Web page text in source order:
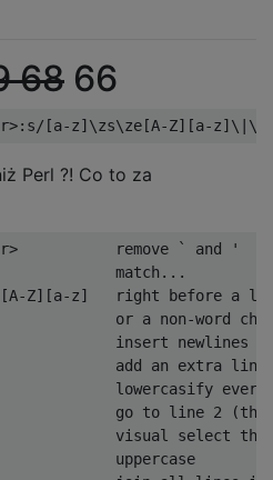
68 66
Perl ?! Co to za
remove ` and '
match...
Z][a-z]   right before a
or a non-word char
insert newlines
add an extra line
lowercasify
go to line 2 (this is
visual select
uppercase